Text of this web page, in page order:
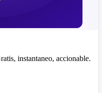
instantaneo, accionable.